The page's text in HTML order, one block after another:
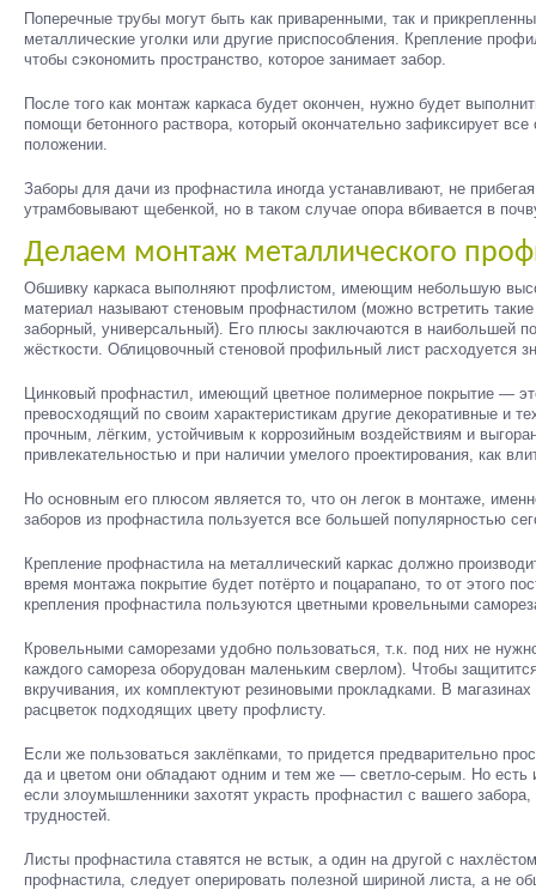
Поперечные трубы могут быть как приваренными, так и
металлические уголки или другие приспособления. Крепление
чтобы сэкономить пространство, которое занимает забор.
После того как монтаж каркаса будет окончен, нужно будет
помощи бетонного раствора, который окончательно зафиксирует все
положении.
Заборы для дачи из профнастила иногда устанавливают, не
утрамбовывают щебенкой, но в таком случае опора вбивается в
Делаем монтаж металлического
Обшивку каркаса выполняют профлистом, имеющим небольшую
материал называют стеновым профнастилом (можно встретить
заборный, универсальный). Его плюсы заключаются в наибольшей
жёсткости. Облицовочный стеновой профильный лист расходуется
Цинковый профнастил, имеющий цветное полимерное покрытие —
превосходящий по своим характеристикам другие декоративные и
прочным, лёгким, устойчивым к коррозийным воздействиям и
привлекательностью и при наличии умелого проектирования, как
Но основным его плюсом является то, что он легок в монтаже,
заборов из профнастила пользуется все большей популярностью
Крепление профнастила на металлический каркас должно
время монтажа покрытие будет потёрто и поцарапано, то от этого
крепления профнастила пользуются цветными кровельными
Кровельными саморезами удобно пользоваться, т.к. под них не
каждого самореза оборудован маленьким сверлом). Чтобы
вкручивания, их комплектуют резиновыми прокладками. В
расцветок подходящих цвету профлисту.
Если же пользоваться заклёпками, то придется предварительно
да и цветом они обладают одним и тем же — светло-серым. Но есть
если злоумышленники захотят украсть профнастил с вашего
трудностей.
Листы профнастила ставятся не встык, а один на другой с
профнастила, следует оперировать полезной шириной листа, а не